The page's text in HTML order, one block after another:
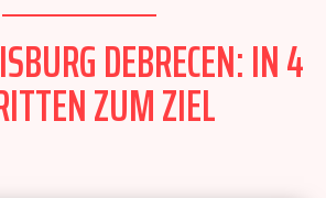
DEBRECEN: IN 4
ZUM ZIEL